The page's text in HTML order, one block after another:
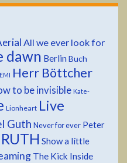
All we ever look for
dawn Berlin Buch
EMI Herr Böttcher
to be invisible Kate-
Lionheart Live
Guth Never for ever Peter
RUTH Show a little
The Kick Inside